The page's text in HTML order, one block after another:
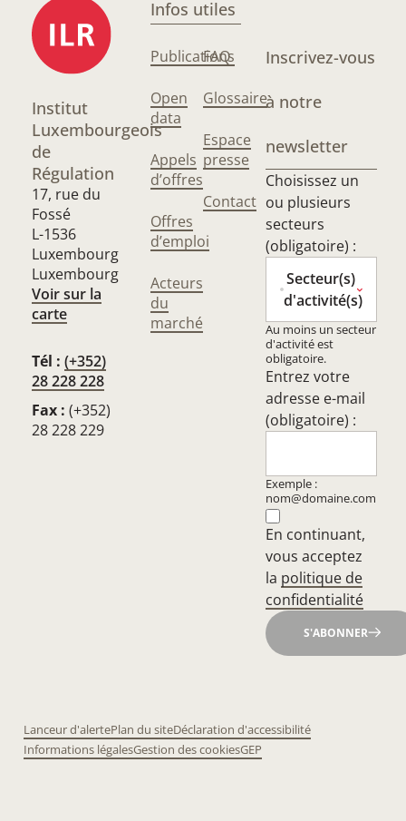
Institut
Luxembourgeois
de
Régulation
17, rue du
Fossé
L-1536
Luxembourg
Luxembourg
Voir sur la
carte
Tél : (+352)
28 228 228
Fax : (+352)
28 228 229
Infos utiles
Publications
Open
data
Appels
d’offres
Offres
d’emploi
Acteurs
du
marché
FAQ
Glossaire
Espace
presse
Contact
Inscrivez-vous
à notre
newsletter
Choisissez un
ou plusieurs
secteurs
(obligatoire) :
Secteur(s)
d'activité(s)
Au moins un secteur
d'activité est
obligatoire.
Entrez votre
adresse e-mail
(obligatoire) :
Exemple :
nom@domaine.com
En continuant,
vous acceptez
la politique de
confidentialité
S'ABONNER
Lanceur d'alertePlan du siteDéclaration d'accessibilité
Informations légalesGestion des cookiesGEP